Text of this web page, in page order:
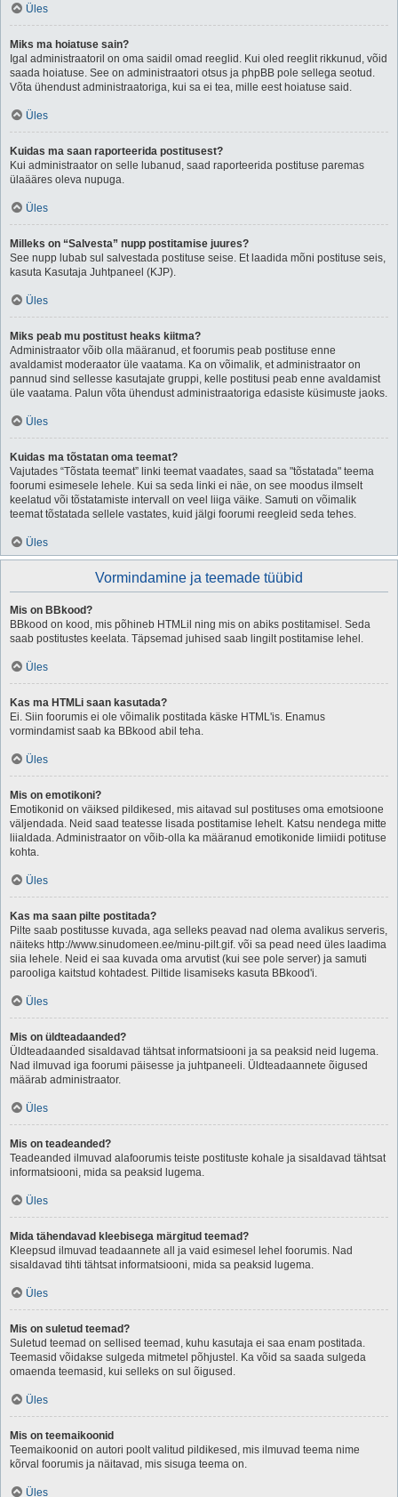
Üles
Miks ma hoiatuse sain?
Igal administraatoril on oma saidil omad reeglid. Kui oled reeglit rikkunud, võid
saada hoiatuse. See on administraatori otsus ja phpBB pole sellega seotud.
Võta ühendust administraatoriga, kui sa ei tea, mille eest hoiatuse said.
Üles
Kuidas ma saan raporteerida postitusest?
Kui administraator on selle lubanud, saad raporteerida postituse paremas
ülaääres oleva nupuga.
Üles
Milleks on “Salvesta” nupp postitamise juures?
See nupp lubab sul salvestada postituse seise. Et laadida mõni postituse seis,
kasuta Kasutaja Juhtpaneel (KJP).
Üles
Miks peab mu postitust heaks kiitma?
Administraator võib olla määranud, et foorumis peab postituse enne
avaldamist moderaator üle vaatama. Ka on võimalik, et administraator on
pannud sind sellesse kasutajate gruppi, kelle postitusi peab enne avaldamist
üle vaatama. Palun võta ühendust administraatoriga edasiste küsimuste jaoks.
Üles
Kuidas ma tõstatan oma teemat?
Vajutades “Tõstata teemat” linki teemat vaadates, saad sa "tõstatada" teema
foorumi esimesele lehele. Kui sa seda linki ei näe, on see moodus ilmselt
keelatud või tõstatamiste intervall on veel liiga väike. Samuti on võimalik
teemat tõstatada sellele vastates, kuid jälgi foorumi reegleid seda tehes.
Üles
Vormindamine ja teemade tüübid
Mis on BBkood?
BBkood on kood, mis põhineb HTMLil ning mis on abiks postitamisel. Seda
saab postitustes keelata. Täpsemad juhised saab lingilt postitamise lehel.
Üles
Kas ma HTMLi saan kasutada?
Ei. Siin foorumis ei ole võimalik postitada käske HTML'is. Enamus
vormindamist saab ka BBkood abil teha.
Üles
Mis on emotikoni?
Emotikonid on väiksed pildikesed, mis aitavad sul postituses oma emotsioone
väljendada. Neid saad teatesse lisada postitamise lehelt. Katsu nendega mitte
liialdada. Administraator on võib-olla ka määranud emotikonide limiidi potituse
kohta.
Üles
Kas ma saan pilte postitada?
Pilte saab postitusse kuvada, aga selleks peavad nad olema avalikus serveris,
näiteks http://www.sinudomeen.ee/minu-pilt.gif. või sa pead need üles laadima
siia lehele. Neid ei saa kuvada oma arvutist (kui see pole server) ja samuti
parooliga kaitstud kohtadest. Piltide lisamiseks kasuta BBkood'i.
Üles
Mis on üldteadaanded?
Üldteadaanded sisaldavad tähtsat informatsiooni ja sa peaksid neid lugema.
Nad ilmuvad iga foorumi päisesse ja juhtpaneeli. Üldteadaannete õigused
määrab administraator.
Üles
Mis on teadeanded?
Teadeanded ilmuvad alafoorumis teiste postituste kohale ja sisaldavad tähtsat
informatsiooni, mida sa peaksid lugema.
Üles
Mida tähendavad kleebisega märgitud teemad?
Kleepsud ilmuvad teadaannete all ja vaid esimesel lehel foorumis. Nad
sisaldavad tihti tähtsat informatsiooni, mida sa peaksid lugema.
Üles
Mis on suletud teemad?
Suletud teemad on sellised teemad, kuhu kasutaja ei saa enam postitada.
Teemasid võidakse sulgeda mitmetel põhjustel. Ka võid sa saada sulgeda
omaenda teemasid, kui selleks on sul õigused.
Üles
Mis on teemaikoonid
Teemaikoonid on autori poolt valitud pildikesed, mis ilmuvad teema nime
kõrval foorumis ja näitavad, mis sisuga teema on.
Üles